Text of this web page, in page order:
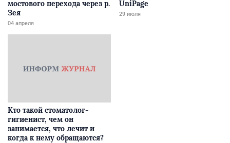
мостового перехода через р.
Зея
04 апреля
UniPage
29 июля
Кто такой стоматолог-
гигиенист, чем он
занимается, что лечит и
когда к нему обращаются?